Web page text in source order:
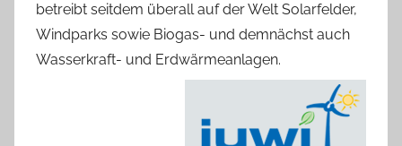
betreibt seitdem überall auf der Welt Solarfelder,
Windparks sowie Biogas- und demnächst auch
Wasserkraft- und Erdwärmeanlagen.